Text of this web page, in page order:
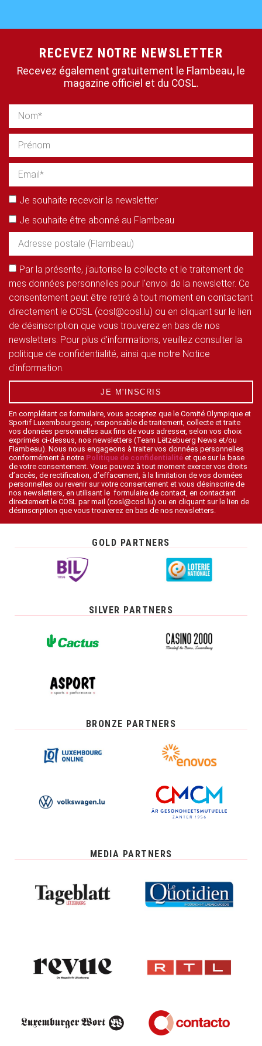
RECEVEZ NOTRE NEWSLETTER
Recevez également gratuitement le Flambeau, le
magazine officiel et du COSL.
Je souhaite recevoir la newsletter
Je souhaite être abonné au Flambeau
Par la présente, j'autorise la collecte et le traitement de
mes données personnelles pour l'envoi de la newsletter. Ce
consentement peut être retiré à tout moment en contactant
directement le COSL (cosl@cosl.lu) ou en cliquant sur le lien
de désinscription que vous trouverez en bas de nos
newsletters. Pour plus d'informations, veuillez consulter la
politique de confidentialité, ainsi que notre Notice
d'information.
JE M'INSCRIS
En complétant ce formulaire, vous acceptez que le Comité Olympique et
Sportif Luxembourgeois, responsable de traitement, collecte et traite
vos données personnelles aux fins de vous adresser, selon vos choix
exprimés ci-dessus, nos newsletters (Team Lëtzebuerg News et/ou
Flambeau). Nous nous engageons à traiter vos données personnelles
conformément à notre Politique de confidentialité et que sur la base
de votre consentement. Vous pouvez à tout moment exercer vos droits
d’accès, de rectification, d’effacement, à la limitation de vos données
personnelles ou revenir sur votre consentement et vous désinscrire de
nos newsletters, en utilisant le formulaire de contact, en contactant
directement le COSL par mail (cosl@cosl.lu) ou en cliquant sur le lien de
désinscription que vous trouverez en bas de nos newsletters.
GOLD PARTNERS
SILVER PARTNERS
BRONZE PARTNERS
MEDIA PARTNERS